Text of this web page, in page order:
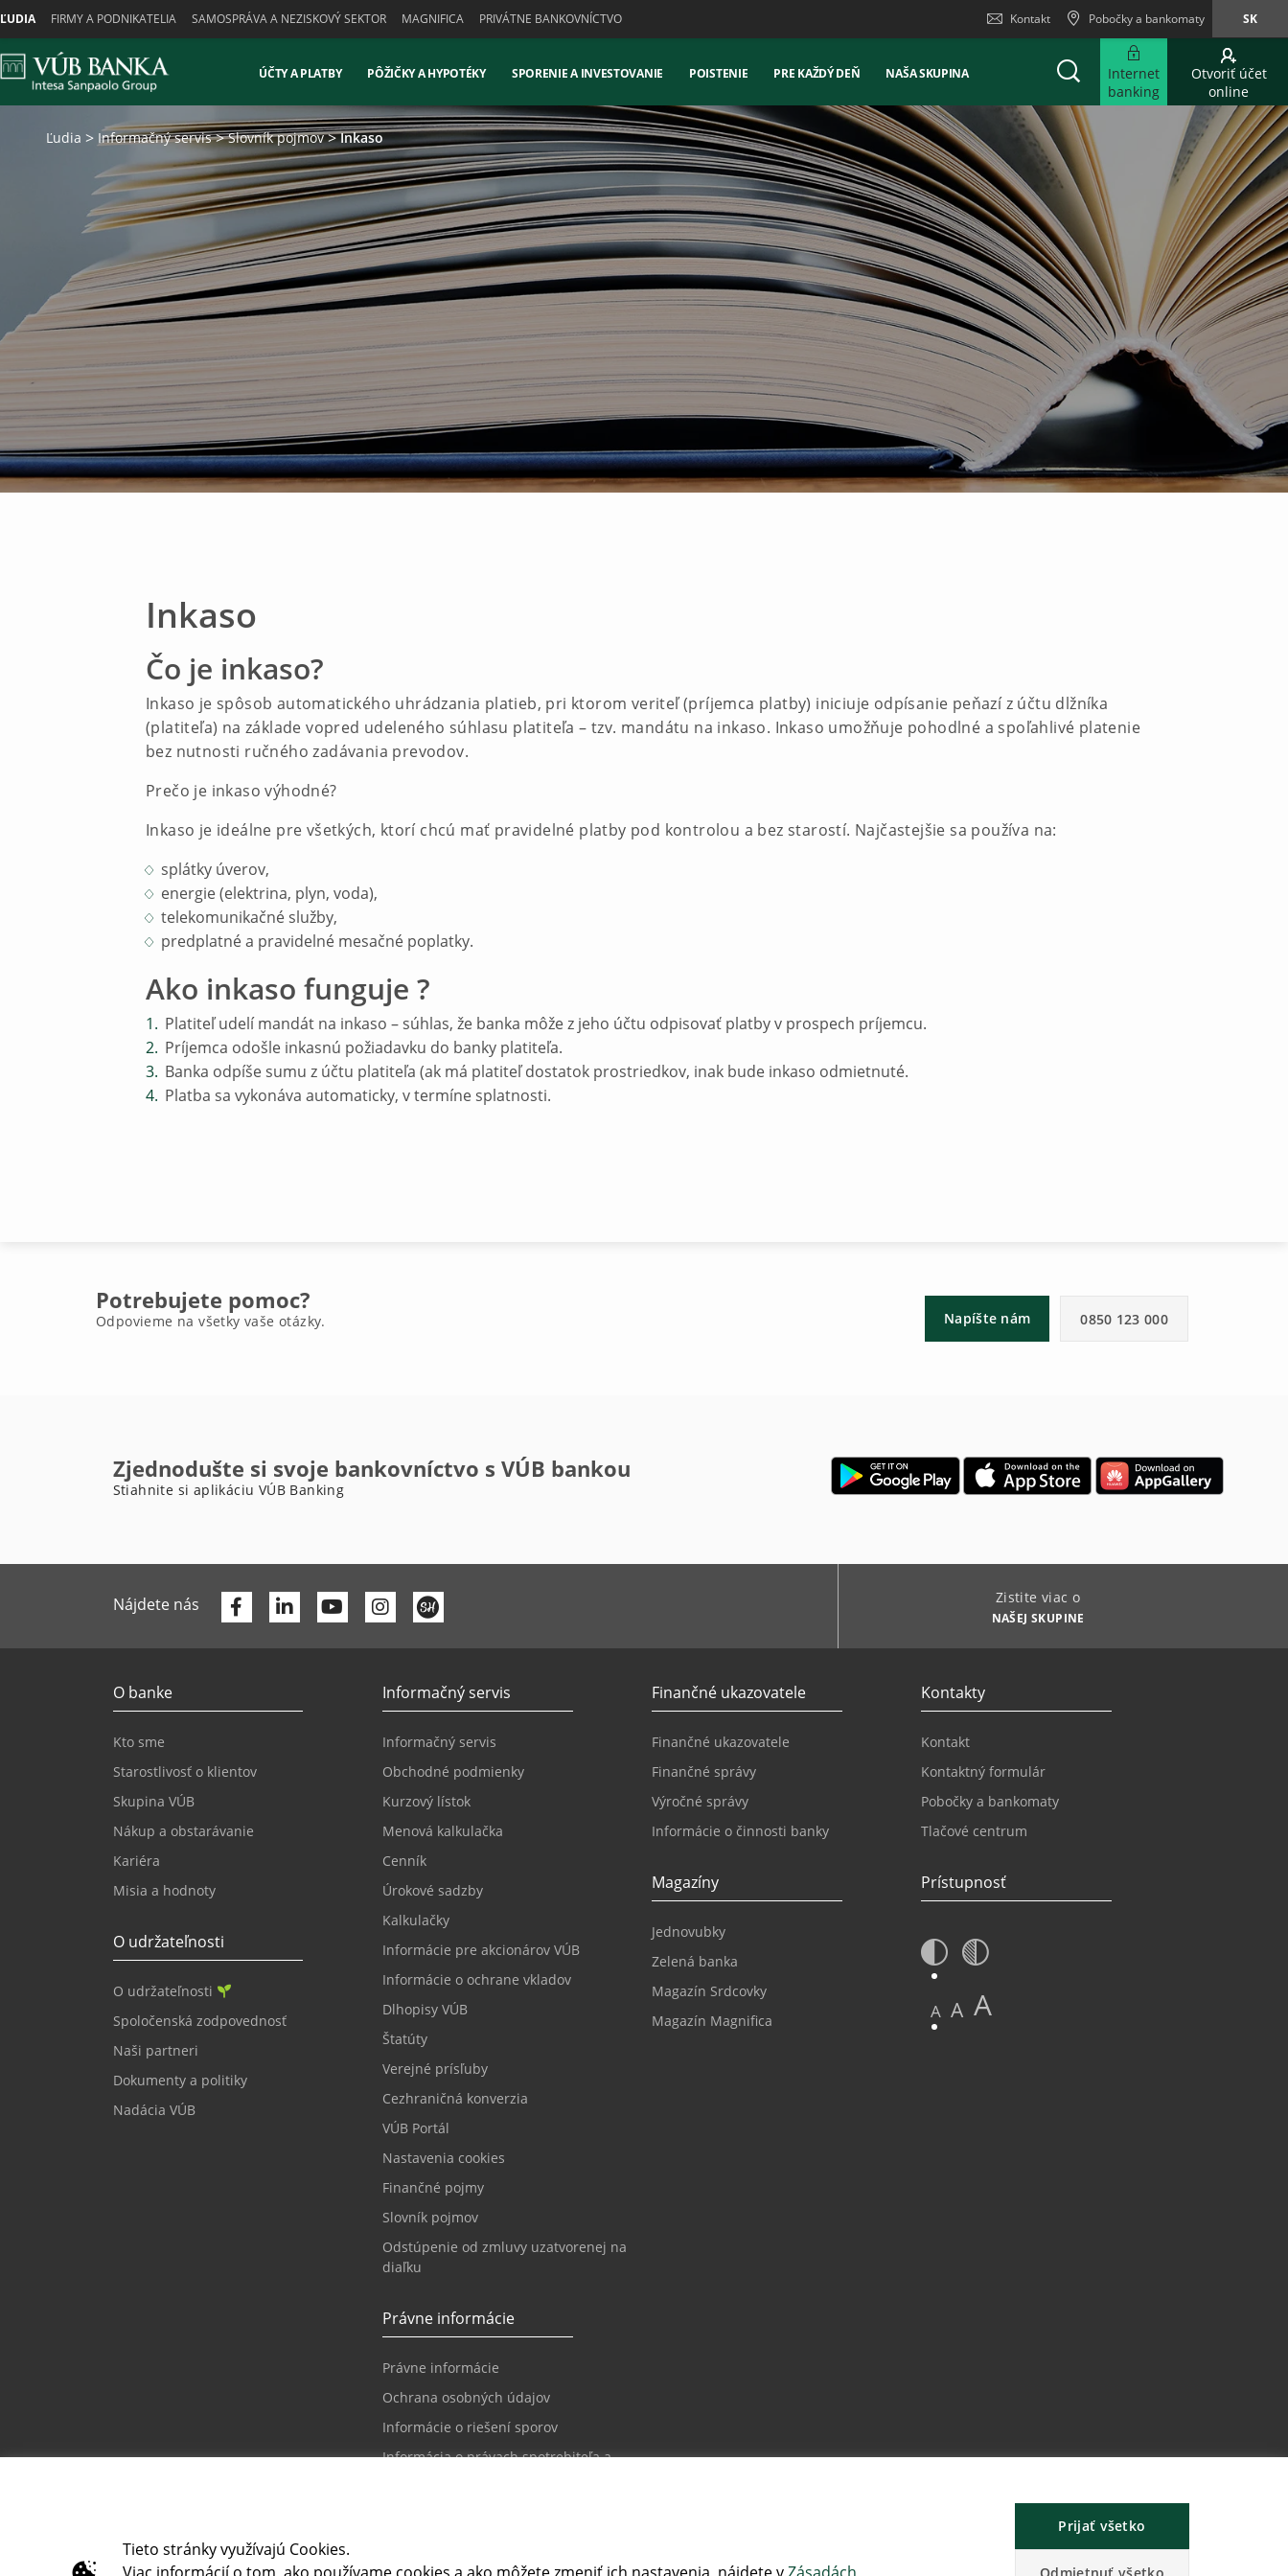
Tieto stránky využívajú Cookies.
Prijať všetko
ĽUDIA FIRMY A PODNIKATELIA SAMOSPRÁVA A NEZISKOVÝ SEKTOR MAGNIFICA PRIVÁTNE BANKOVNÍCTVO Kontakt Pobočky a bankomaty SK
ÚČTY A PLATBY PÔŽIČKY A HYPOTÉKY SPORENIE A INVESTOVANIE POISTENIE PRE KAŽDÝ DEŇ NAŠA SKUPINA
Internet
banking
Otvoriť účet
online
Ľudia Informačný servis Slovník pojmov Inkaso
Inkaso
Čo je inkaso?
Inkaso je spôsob automatického uhrádzania platieb, pri ktorom veriteľ (príjemca platby) iniciuje odpísanie peňazí z účtu dlžníka
(platiteľa) na základe vopred udeleného súhlasu platiteľa – tzv. mandátu na inkaso. Inkaso umožňuje pohodlné a spoľahlivé platenie
bez nutnosti ručného zadávania prevodov.
Prečo je inkaso výhodné?
Inkaso je ideálne pre všetkých, ktorí chcú mať pravidelné platby pod kontrolou a bez starostí. Najčastejšie sa používa na:
splátky úverov,
energie (elektrina, plyn, voda),
telekomunikačné služby,
predplatné a pravidelné mesačné poplatky.
Ako inkaso funguje ?
Platiteľ udelí mandát na inkaso – súhlas, že banka môže z jeho účtu odpisovať platby v prospech príjemcu.
Príjemca odošle inkasnú požiadavku do banky platiteľa.
Banka odpíše sumu z účtu platiteľa (ak má platiteľ dostatok prostriedkov, inak bude inkaso odmietnuté.
Platba sa vykonáva automaticky, v termíne splatnosti.
Potrebujete pomoc?
Odpovieme na všetky vaše otázky. Napíšte nám 0850 123 000
Zjednodušte si svoje bankovníctvo s VÚB bankou
Stiahnite si aplikáciu VÚB Banking
Nájdete nás Facebook
LinkedinYoutube Zistite viac o
NAŠEJ SKUPINE
O banke
Kto sme
Starostlivosť o klientov
Skupina VÚB
Nákup a obstarávanie
Kariéra
Misia a hodnoty
O udržateľnosti
O udržateľnosti
Spoločenská zodpovednosť
Naši partneri
Dokumenty a politiky
Nadácia VÚB
Informačný servis
Informačný servis
Obchodné podmienky
Kurzový lístok
Menová kalkulačka
Cenník
Úrokové sadzby
Kalkulačky
Informácie pre akcionárov VÚB
Informácie o ochrane vkladov
Dlhopisy VÚB
Štatúty
Verejné prísľuby
Cezhraničná konverzia
VÚB Portál
Nastavenia cookies
Finančné pojmy
Slovník pojmov
Odstúpenie od zmluvy uzatvorenej na
diaľku
Právne informácie
Právne informácie
Ochrana osobných údajov
Informácie o riešení sporov
Informácia o právach spotrebiteľa a
Finančné ukazovatele
Finančné ukazovatele
Finančné správy
Výročné správy
Informácie o činnosti banky
Magazíny
Jednovubky
Zelená banka
Magazín Srdcovky
Magazín Magnifica
Kontakty
Kontakt
Kontaktný formulár
Pobočky a bankomaty
Tlačové centrum
Prístupnosť
A A A